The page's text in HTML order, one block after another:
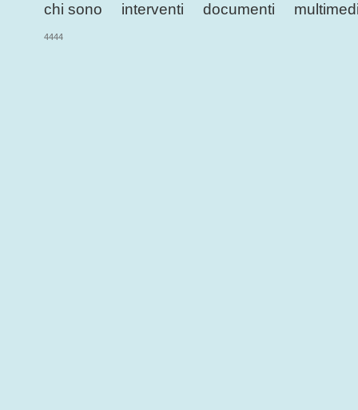
chi sono interventi documenti
4444